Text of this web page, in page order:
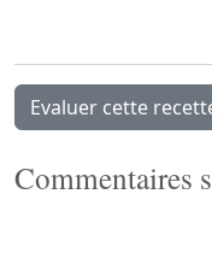
Evaluer cette
Commentaires